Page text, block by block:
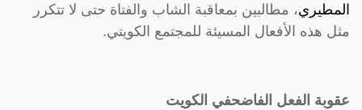
المطيري، مطالبين بمعاقبة الشاب والفتاة حتى لا تتكرر
مثل هذه الأفعال المسيئة للمجتمع الكويتي.
عقوبة الفعل الفاضحفي الكويت